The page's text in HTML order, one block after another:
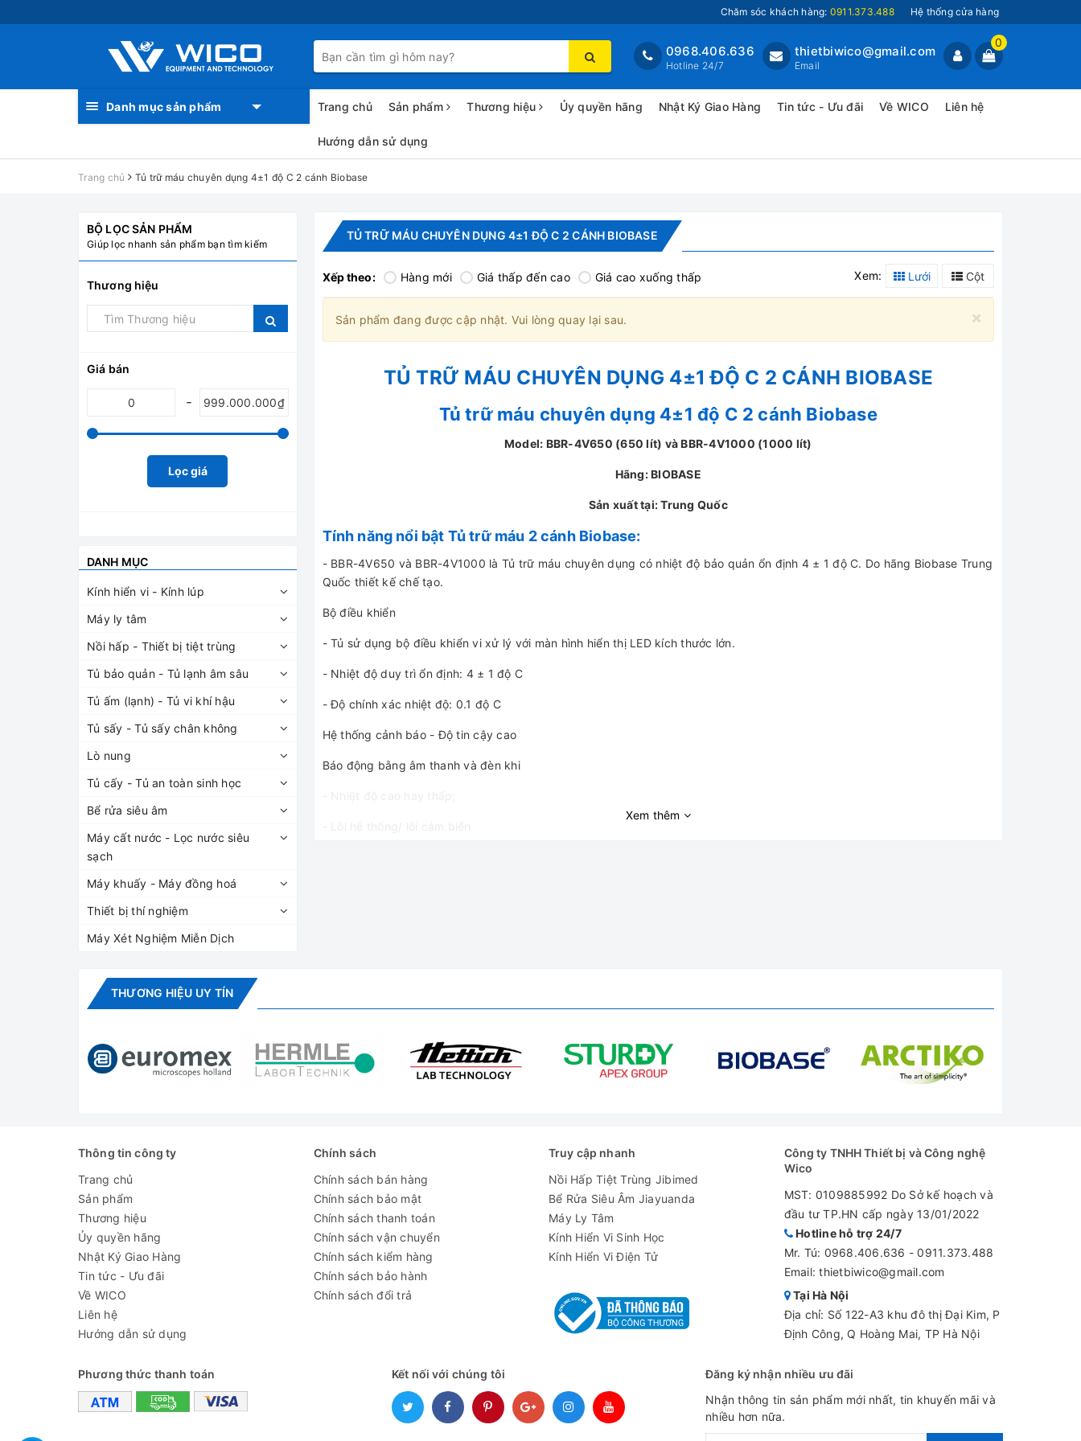
Chăm sóc khách hàng: 0911.373.488 Hệ thống cửa hàng
0
thietbiwico@gmail.com
Email
0968.406.636
Hotline 24/7
Danh mục sản phẩm Trang chủ Sản phẩm Thương hiệu Ủy quyền hãng Nhật Ký Giao Hàng Tin tức - Ưu đãi Về WICO Liên hệ
Hướng dẫn sử dụng
Trang chủ Tủ trữ máu chuyên dụng 4±1 độ C 2 cánh Biobase
BỘ LỌC SẢN PHẨM
Giúp lọc nhanh sản phẩm bạn tìm kiếm
Thương hiệu
Giá bán
Lọc giá
DANH MỤC
Kính hiển vi - Kính lúp
Máy ly tâm
Nồi hấp - Thiết bị tiệt trùng
Tủ bảo quản - Tủ lạnh âm sâu
Tủ ấm (lạnh) - Tủ vi khí hậu
Tủ sấy - Tủ sấy chân không
Lò nung
Tủ cấy - Tủ an toàn sinh học
Bể rửa siêu âm
Máy cất nước - Lọc nước siêu
sạch
Máy khuấy - Máy đồng hoá
Thiết bị thí nghiệm
Máy Xét Nghiệm Miễn Dịch
TỦ TRỮ MÁU CHUYÊN DỤNG 4±1 ĐỘ C 2 CÁNH BIOBASE
Xếp theo: Hàng mới Giá thấp đến cao Giá cao xuống thấp Xem: Lưới Cột
×
Sản phẩm đang được cập nhật. Vui lòng quay lại sau.
TỦ TRỮ MÁU CHUYÊN DỤNG 4±1 ĐỘ C 2 CÁNH BIOBASE
Tủ trữ máu chuyên dụng 4±1 độ C 2 cánh Biobase
Model: BBR-4V650 (650 lít) và BBR-4V1000 (1000 lít)
Hãng: BIOBASE
Sản xuất tại: Trung Quốc
Tính năng nổi bật Tủ trữ máu 2 cánh Biobase:
- BBR-4V650 và BBR-4V1000 là Tủ trữ máu chuyên dụng có nhiệt độ bảo quản ổn định 4 ± 1 độ C. Do hãng Biobase Trung
Quốc thiết kế chế tạo.
Bộ điều khiển
- Tủ sử dụng bộ điều khiển vi xử lý với màn hình hiển thị LED kích thước lớn.
- Nhiệt độ duy trì ổn định: 4 ± 1 độ C
- Độ chính xác nhiệt độ: 0.1 độ C
Hệ thống cảnh báo - Độ tin cậy cao
Báo động bằng âm thanh và đèn khi
- Dàn ngưng và bay hơi: dàn ngưng làm lạnh dòng khí hiệu quả cao, vật liệu bằng đồng
- Thiết kế kiểu đứng với 2 cánh cửa kính.
+ Bên trong: thép không gỉ
+ Bên ngoài: thép cán nguội phủ sơn tĩnh điện
- Giá để có thể điều chỉnh khoảng cách, tối ưu hóa không gian trong tủ, có giỏ để phân loại máu
- Cửa: cửa kính 2 lớp bên ngoài có khóa với lớp màng gia nhiệt không bị đọng sương ở cửa, cửa có đệm từ đảm bảo kín
khít. Bên trong có cửa bằng nhựa trong.
- Cấu tạo lớp cách nhiệt dạng xốp polyurethane
Xem thêm
THƯƠNG HIỆU UY TÍN
Thông tin công ty
Trang chủ
Sản phẩm
Thương hiệu
Ủy quyền hãng
Nhật Ký Giao Hàng
Tin tức - Ưu đãi
Về WICO
Liên hệ
Hướng dẫn sử dụng
Chính sách
Chính sách bán hàng
Chính sách bảo mật
Chính sách thanh toán
Chính sách vận chuyển
Chính sách kiểm hàng
Chính sách bảo hành
Chính sách đổi trả
Truy cập nhanh
Nồi Hấp Tiệt Trùng Jibimed
Bể Rửa Siêu Âm Jiayuanda
Máy Ly Tâm
Kính Hiển Vi Sinh Học
Kính Hiển Vi Điện Tử
Công ty TNHH Thiết bị và Công nghệ
Wico
MST: 0109885992 Do Sở kế hoạch và
đầu tư TP.HN cấp ngày 13/01/2022
Hotline hỗ trợ 24/7
Mr. Tú: 0968.406.636 -0911.373.488
Email: thietbiwico@gmail.com
Tại Hà Nội
Địa chỉ: Số 122-A3 khu đô thị Đại Kim, P
Định Công, Q Hoàng Mai, TP Hà Nội
Phương thức thanh toán Kết nối với chúng tôi
Đăng ký nhận nhiều ưu đãi
Nhận thông tin sản phẩm mới nhất, tin khuyến mãi và
nhiều hơn nữa.